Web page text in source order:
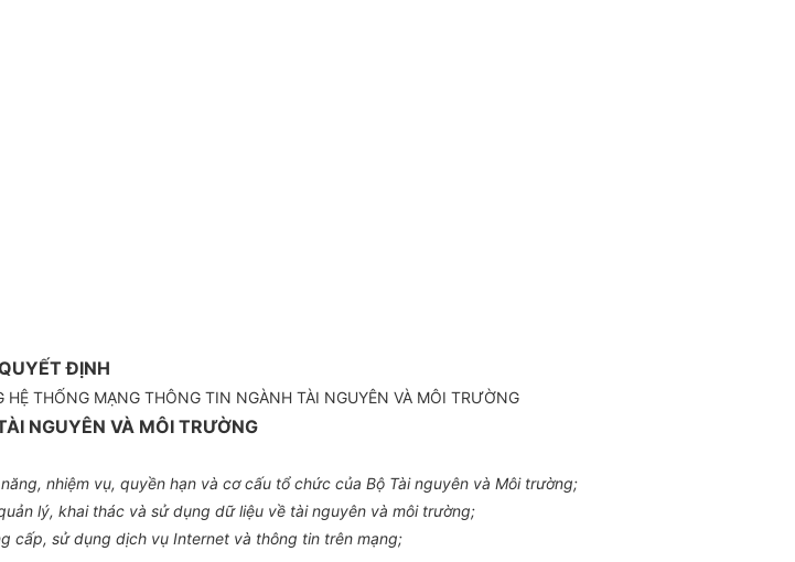
ĐỊNH
THỐNG MẠNG THÔNG TIN NGÀNH TÀI NGUYÊN VÀ MÔI TRƯỜNG
NGUYÊN VÀ MÔI TRƯỜNG
nhiệm vụ, quyền hạn và cơ cấu tổ chức của Bộ Tài nguyên và Môi trường;
lý, khai thác và sử dụng dữ liệu về tài nguyên và môi trường;
cấp, sử dụng dịch vụ Internet và thông tin trên mạng;